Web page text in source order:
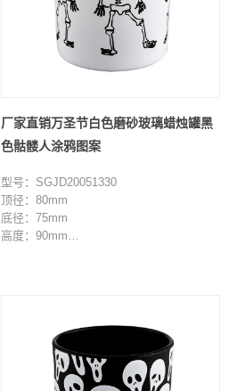
厂家直销万圣节白色磨砂玻璃蜡烛罐黑
色骷髅人涂鸦图案
型号：SGJD20051330
顶径：80mm
底径：75mm
高度：90mm